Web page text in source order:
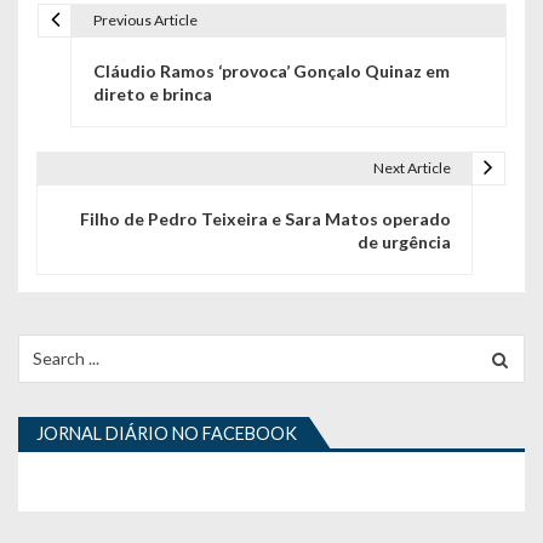
ã
o
d
Previous Article
Cláudio Ramos ‘provoca’ Gonçalo Quinaz em
direto e brinca
Next Article
Filho de Pedro Teixeira e Sara Matos operado
de urgência
for:
JORNAL DIÁRIO NO FACEBOOK